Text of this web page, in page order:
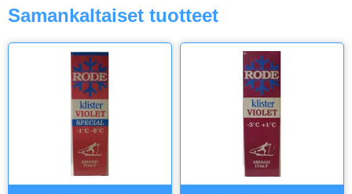
Samankaltaiset tuotteet